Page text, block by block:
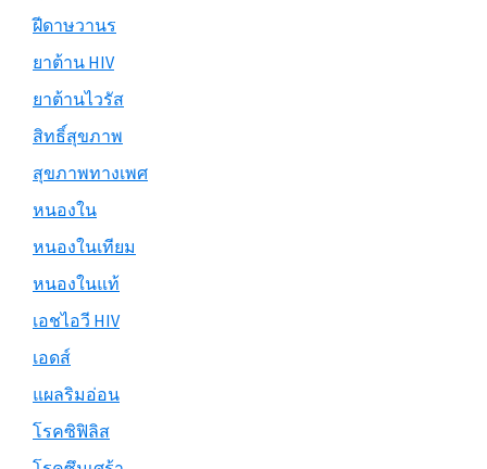
ฝีดาษวานร
ยาต้าน HIV
ยาต้านไวรัส
สิทธิ์สุขภาพ
สุขภาพทางเพศ
หนองใน
หนองในเทียม
หนองในแท้
เอชไอวี HIV
เอดส์
แผลริมอ่อน
โรคซิฟิลิส